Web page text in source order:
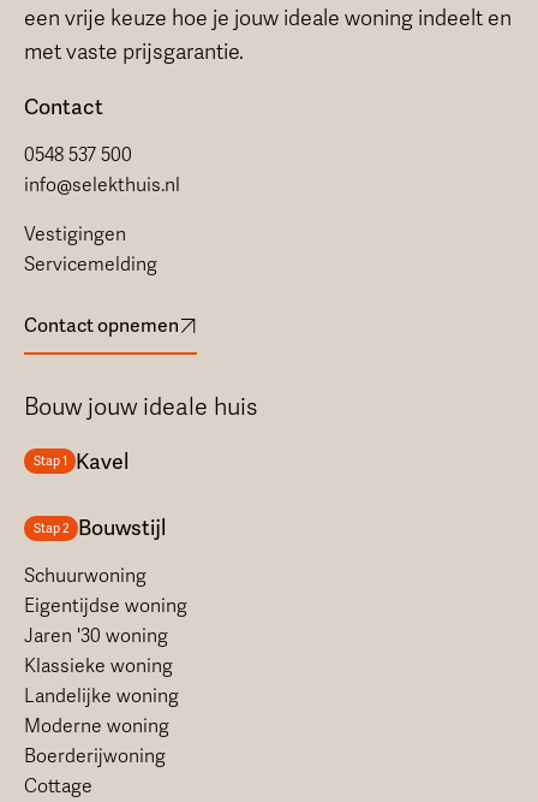
een vrije keuze hoe je jouw ideale woning indeelt en
met vaste prijsgarantie.
Contact
0548 537 500
info@selekthuis.nl
Vestigingen
Servicemelding
Contact opnemen
Bouw jouw ideale huis
Stap 1 Kavel
Stap 2 Bouwstijl
Schuurwoning
Eigentijdse woning
Jaren '30 woning
Klassieke woning
Landelijke woning
Moderne woning
Boerderijwoning
Cottage